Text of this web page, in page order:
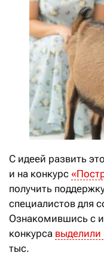
С идеей развить
и на конкурс
получить
специалистов для
Ознакомившись с
конкурса выделили
тыс.